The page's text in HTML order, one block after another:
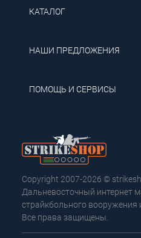
КАТАЛОГ
НАШИ ПРЕДЛОЖЕНИЯ
ПОМОЩЬ И СЕРВИСЫ
Copyright 2007-2026 ©
Дальневосточный интернет
страйкбольного вооружения
Все права защищены.